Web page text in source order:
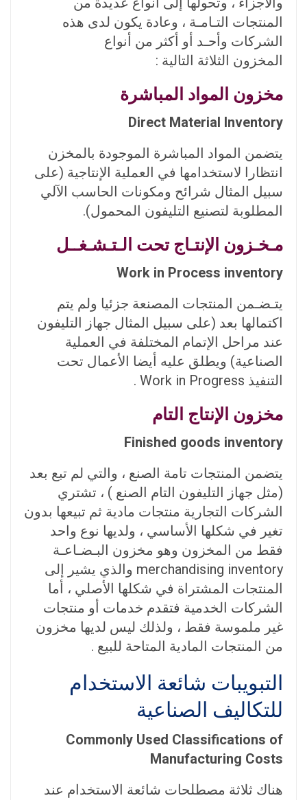
المنتجات التـامـة ، وعادة يكون لدى هذه
الشركات وأحـد أو أكثر من أنواع
المخزون الثلاثة التالية :
مخزون المواد المباشرة
Direct Material Inventory
يتضمن المواد المباشرة الموجودة بالمخزن
انتظارا لاستخدامها في العملية الإنتاجية (على
سبيل المثال شرائح ومكونات الحاسب الآلي
المطلوبة لتصنيع التليفون المحمول).
مـخـزون الإنتـاج تحت الـتـشـغــل
Work in Process inventory
يتـضـمن المنتجات المصنعة جزئيا ولم يتم
اكتمالها بعد (على سبيل المثال جهاز التليفون
عند مراحل الإتمام المختلفة في العملية
الصناعية) ويطلق عليه أيضا الأعمال تحت
التنفيذ Work in Progress .
مخزون الإنتاج التام
Finished goods inventory
يتضمن المنتجات تامة الصنع ، والتي لم تبع بعد
(مثل جهاز التليفون التام الصنع ) ، تشتري
الشركات التجارية منتجات مادية ثم تبيعها بدون
تغير في شكلها الأساسي ، ولديها نوع واحد
فقط من المخزون وهو مخزون البـضـاعـة
merchandising inventory والذي يشير إلى
المنتجات المشتراة في شكلها الأصلي ، أما
الشركات الخدمية فتقدم خدمات أو منتجات
غير ملموسة فقط ، ولذلك ليس لديها مخزون
من المنتجات المادية المتاحة للبيع .
التبويبات شائعة الاستخدام
للتكاليف الصناعية
Commonly Used Classifications of
Manufacturing Costs
هناك ثلاثة مصطلحات شائعة الاستخدام عند